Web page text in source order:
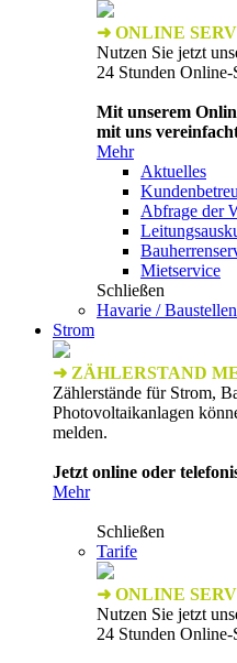
➜ ONLINE
Nutzen Sie jetzt
24 Stunden Online-
Mit unserem
mit uns
Mehr
Aktuelles
Abfrage der
Mietservice
Schließen
Havarie / Baustellen
Strom
➜ ZÄHLERSTAND
Zählerstände für Strom,
Photovoltaikanlagen
melden.
Jetzt online oder
Mehr
Schließen
Tarife
➜ ONLINE
Nutzen Sie jetzt
24 Stunden Online-